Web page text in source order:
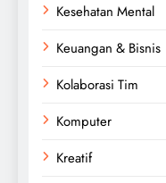
Kesehatan Mental
Keuangan & Bisnis
Kolaborasi Tim
Komputer
Kreatif